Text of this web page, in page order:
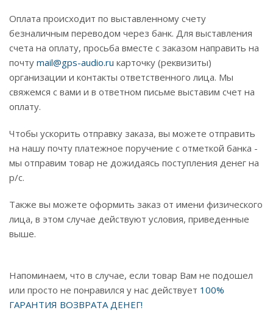
Оплата происходит по выставленному счету
безналичным переводом через банк. Для выставления
счета на оплату, просьба вместе с заказом направить на
почту mail@gps-audio.ru карточку (реквизиты)
организации и контакты ответственного лица. Мы
свяжемся с вами и в ответном письме выставим счет на
оплату.
Чтобы ускорить отправку заказа, вы можете отправить
на нашу почту платежное поручение с отметкой банка -
мы отправим товар не дожидаясь поступления денег на
р/с.
Также вы можете оформить заказ от имени физического
лица, в этом случае действуют условия, приведенные
выше.
Напоминаем, что в случае, если товар Вам не подошел
или просто не понравился у нас действует 100%
ГАРАНТИЯ ВОЗВРАТА ДЕНЕГ!